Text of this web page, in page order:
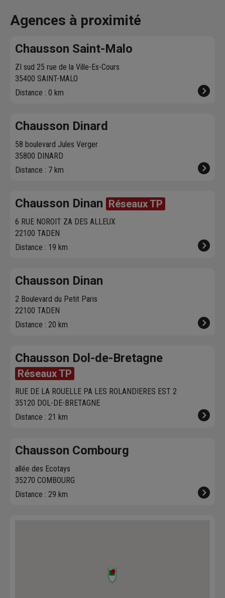
vous contacte pour
fixer le meilleur
livraison. Bonus :
Nous livrons jusqu'au
7ème étage.
dans votre agence
sur chausson.fr.
heure plus tard.
Agences à proximité
Chausson Saint-Malo
ZI sud 25 rue de la Ville-Es-Cours
35400 SAINT-MALO
Distance : 0 km
Chausson Dinard
58 boulevard Jules Verger
35800 DINARD
Distance : 7 km
Chausson Dinan Réseaux TP
6 RUE NOROIT ZA DES ALLEUX
22100 TADEN
Distance : 19 km
Chausson Dinan
2 Boulevard du Petit Paris
22100 TADEN
Distance : 20 km
Chausson Dol-de-Bretagne
Réseaux TP
RUE DE LA ROUELLE PA LES ROLANDIERES EST 2
35120 DOL-DE-BRETAGNE
Distance : 21 km
Chausson Combourg
allée des Ecotays
35270 COMBOURG
Distance : 29 km